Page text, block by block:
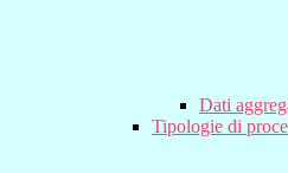
Dati
Tipologie di